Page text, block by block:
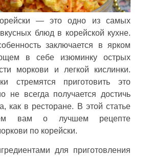
— это одно из самых
блюд в корейской кухне.
заключается в ярком
в себе изюминку острых
моркови и легкой кислинки.
стремятся приготовить это
не всегда получается достичь
как в ресторане. В этой статье
вам о лучшем рецепте
по корейски.
для приготовления